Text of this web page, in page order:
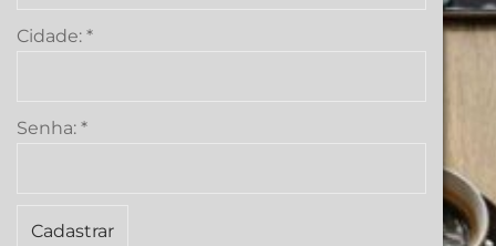
Cidade: *
Senha: *
Cadastrar